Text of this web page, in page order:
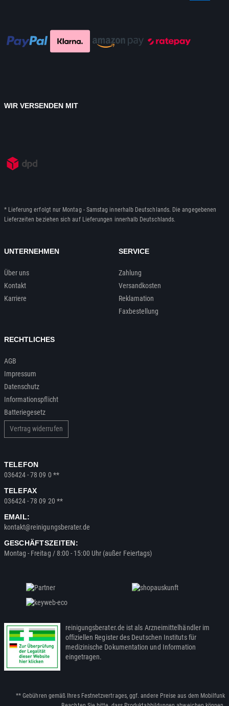
WIR VERSENDEN MIT
* Lieferung erfolgt nur Montag - Samstag innerhalb Deutschlands. Die angegebenen
Lieferzeiten beziehen sich auf Lieferungen innerhalb Deutschlands.
UNTERNEHMEN
Über uns
Kontakt
Karriere
SERVICE
Zahlung
Versandkosten
Reklamation
Faxbestellung
RECHTLICHES
AGB
Impressum
Datenschutz
Informationspflicht
Batteriegesetz
Vertrag widerrufen
TELEFON
036424 - 78 09 0 **
TELEFAX
036424 - 78 09 20 **
EMAIL:
kontakt@reinigungsberater.de
GESCHÄFTSZEITEN:
Montag - Freitag / 8:00 - 15:00 Uhr (außer Feiertags)
reinigungsberater.de ist als Arzneimittelhändler im
offiziellen Register des Deutschen Instituts für
medizinische Dokumentation und Information
eingetragen.
** Gebühren gemäß Ihres Festnetzvertrages, ggf. andere Preise aus dem Mobilfunk